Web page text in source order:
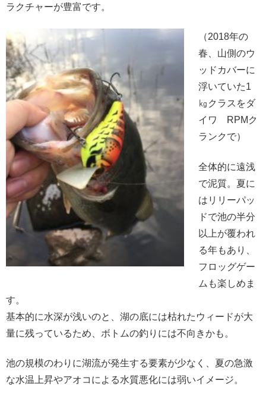
ラクチャーが豊富です。
（2018年の
春、山側のウ
ッドカバーに
浮いていた1
㎏クラスをダ
イワ RPMク
ランクで）
全体的に遠浅
で泥質。夏に
はリリーパッ
ドで池の半分
以上が覆われ
る年もあり、
フロッグゲー
ムも楽しめま
す。
基本的に水深が浅いのと、湖の底には枯れたウィードが大
量に残っているため、ボトムの釣りには不向きかも。
池の規模のわりに湖流が発生する要素が少なく、夏の急激
な水温上昇やアオコによる水質悪化には弱いイメージ。